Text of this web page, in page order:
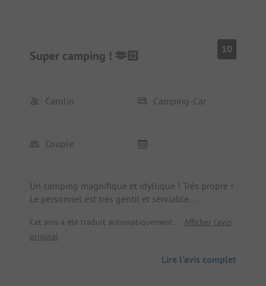
Super camping ! 🫶🏻 10
Carolin Camping-Car
Couple
Un camping magnifique et idyllique ! Très propre !
Le personnel est très gentil et serviable.
Cet avis a été traduit automatiquement.
Afficher l'avis
original
Lire l'avis complet